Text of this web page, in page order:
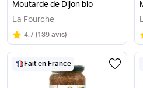
Moutarde de Dijon bio
La Fourche
Note
4.7 sur 5
(139 avis)
Fait en France